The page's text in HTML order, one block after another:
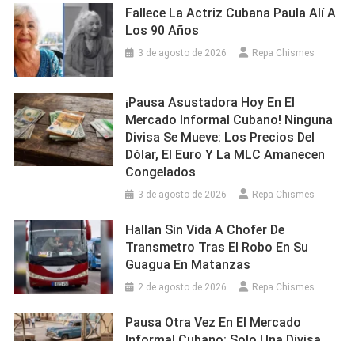
Fallece La Actriz Cubana Paula Alí A
Los 90 Años
3 de agosto de 2026 Repa Chismes
¡Pausa Asustadora Hoy En El
Mercado Informal Cubano! Ninguna
Divisa Se Mueve: Los Precios Del
Dólar, El Euro Y La MLC Amanecen
Congelados
3 de agosto de 2026 Repa Chismes
Hallan Sin Vida A Chofer De
Transmetro Tras El Robo En Su
Guagua En Matanzas
2 de agosto de 2026 Repa Chismes
Pausa Otra Vez En El Mercado